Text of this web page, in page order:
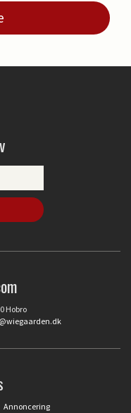
Hobro
Annoncering